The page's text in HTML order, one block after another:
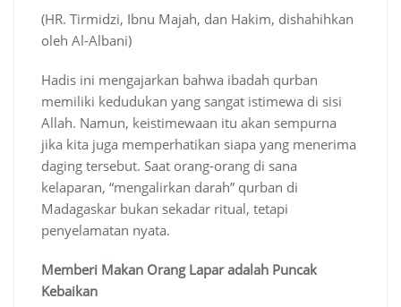
(HR. Tirmidzi, Ibnu Majah, dan Hakim, dishahihkan
oleh Al-Albani)
Hadis ini mengajarkan bahwa ibadah qurban
memiliki kedudukan yang sangat istimewa di sisi
Allah. Namun, keistimewaan itu akan sempurna
jika kita juga memperhatikan siapa yang menerima
daging tersebut. Saat orang-orang di sana
kelaparan, “mengalirkan darah” qurban di
Madagaskar bukan sekadar ritual, tetapi
penyelamatan nyata.
Memberi Makan Orang Lapar adalah Puncak
Kebaikan